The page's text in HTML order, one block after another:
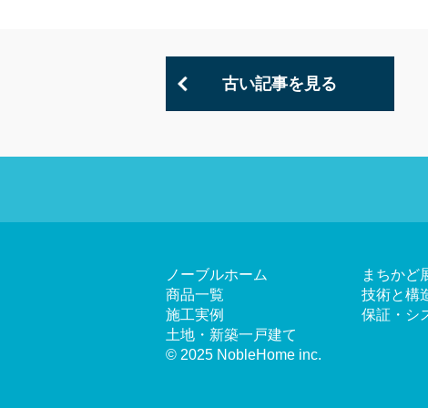
古い記事を見る
ノーブルホーム
商品一覧
施工実例
土地・新築一戸建て
まちかど
技術と構
保証・シ
© 2025 NobleHome inc.